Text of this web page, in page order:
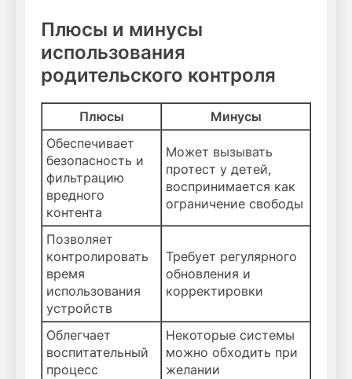
Плюсы и минусы
использования
родительского контроля
Плюсы
Минусы
Обеспечивает
безопасность и
фильтрацию
вредного
контента
Может вызывать
протест у детей,
воспринимается как
ограничение свободы
Позволяет
контролировать
время
использования
устройств
Требует регулярного
обновления и
корректировки
Облегчает
воспитательный
процесс
Некоторые системы
можно обходить при
желании